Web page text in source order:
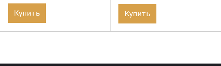
Купить Купить